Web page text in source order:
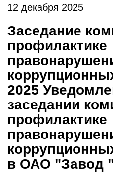
12 декабря 2025
Заседание
профилактике
2025
заседании
профилактике
в ОАО "Завод